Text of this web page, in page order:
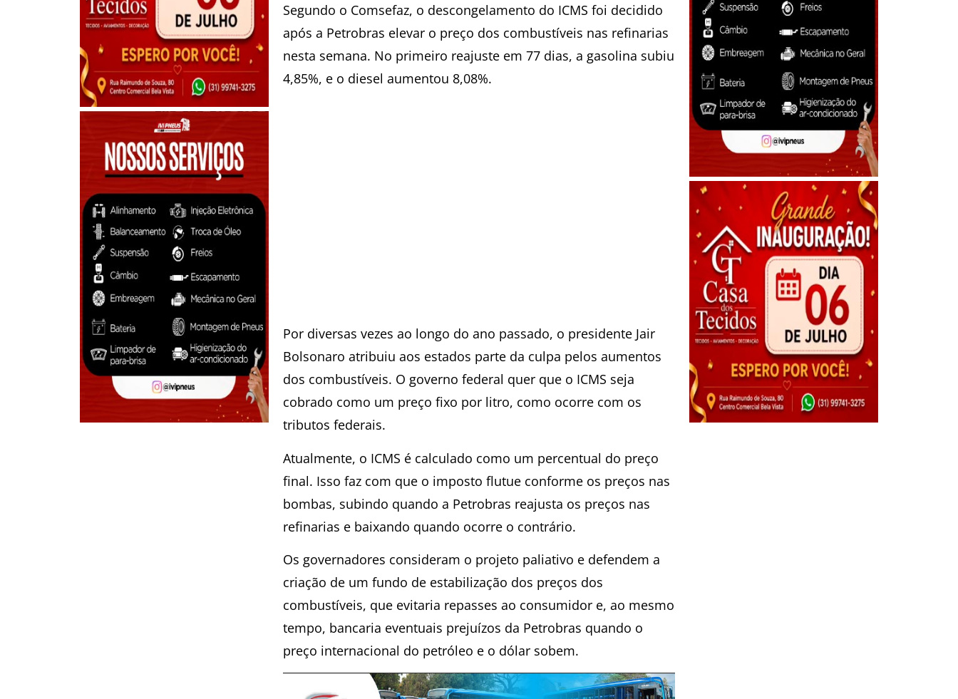
Segundo o Comsefaz, o descongelamento do ICMS foi decidido
após a Petrobras elevar o preço dos combustíveis nas refinarias
nesta semana. No primeiro reajuste em 77 dias, a gasolina subiu
4,85%, e o diesel aumentou 8,08%.
Por diversas vezes ao longo do ano passado, o presidente Jair
Bolsonaro atribuiu aos estados parte da culpa pelos aumentos
dos combustíveis. O governo federal quer que o ICMS seja
cobrado como um preço fixo por litro, como ocorre com os
tributos federais.
Atualmente, o ICMS é calculado como um percentual do preço
final. Isso faz com que o imposto flutue conforme os preços nas
bombas, subindo quando a Petrobras reajusta os preços nas
refinarias e baixando quando ocorre o contrário.
Os governadores consideram o projeto paliativo e defendem a
criação de um fundo de estabilização dos preços dos
combustíveis, que evitaria repasses ao consumidor e, ao mesmo
tempo, bancaria eventuais prejuízos da Petrobras quando o
preço internacional do petróleo e o dólar sobem.